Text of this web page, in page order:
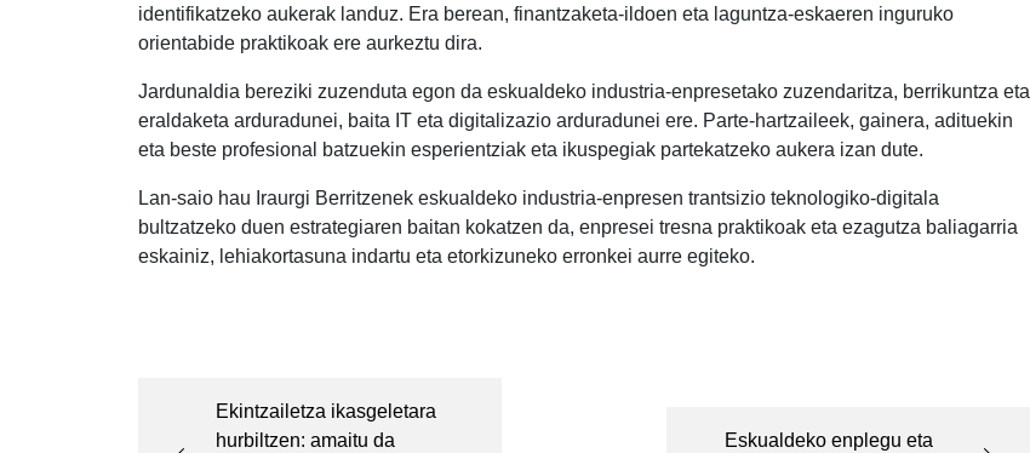
identifikatzeko aukerak landuz. Era berean, finantzaketa-ildoen eta laguntza-eskaeren inguruko
orientabide praktikoak ere aurkeztu dira.
Jardunaldia bereziki zuzenduta egon da eskualdeko industria-enpresetako zuzendaritza, berrikuntza eta
eraldaketa arduradunei, baita IT eta digitalizazio arduradunei ere. Parte-hartzaileek, gainera, adituekin
eta beste profesional batzuekin esperientziak eta ikuspegiak partekatzeko aukera izan dute.
Lan-saio hau Iraurgi Berritzenek eskualdeko industria-enpresen trantsizio teknologiko-digitala
bultzatzeko duen estrategiaren baitan kokatzen da, enpresei tresna praktikoak eta ezagutza baliagarria
eskainiz, lehiakortasuna indartu eta etorkizuneko erronkei aurre egiteko.
navigation
Ekintzailetza ikasgeletara
hurbiltzen: amaitu da
Eskualdeko enplegu eta